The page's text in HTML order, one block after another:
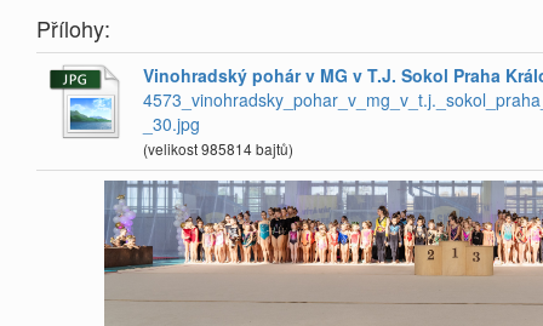
Přílohy:
Vinohradský pohár v MG v T.J. Sokol Praha
_30.jpg
(velikost 985814 bajtů)